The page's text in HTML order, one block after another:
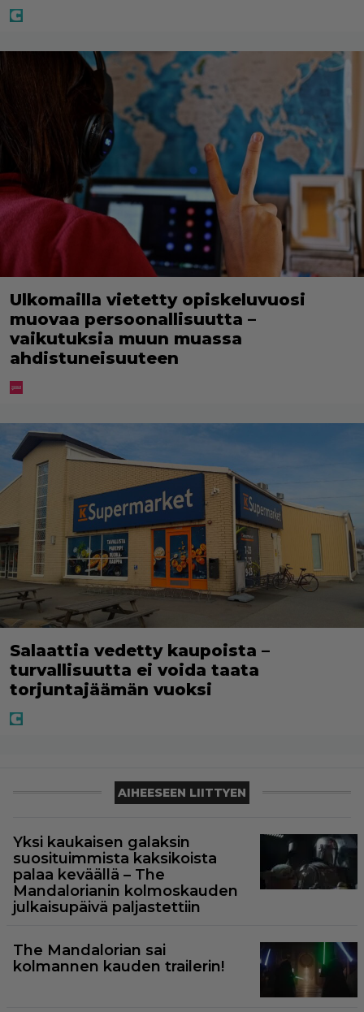
Ulkomailla vietetty opiskeluvuosi
muovaa persoonallisuutta –
vaikutuksia muun muassa
ahdistuneisuuteen
Salaattia vedetty kaupoista –
turvallisuutta ei voida taata
torjuntajäämän vuoksi
AIHEESEEN LIITTYEN
Yksi kaukaisen galaksin
suosituimmista kaksikoista
palaa keväällä – The
Mandalorianin kolmoskauden
julkaisupäivä paljastettiin
The Mandalorian sai
kolmannen kauden trailerin!